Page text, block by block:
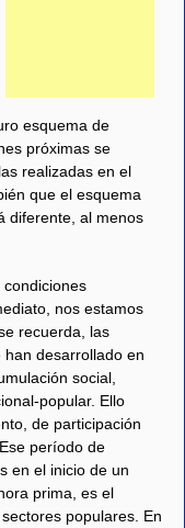
esquema de
próximas se
realizadas en el
que el esquema
diferente, al menos
nos estamos
recuerda, las
desarrollado en
social,
popular. Ello
de participación
período de
en el inicio de un
prima, es el
populares. En